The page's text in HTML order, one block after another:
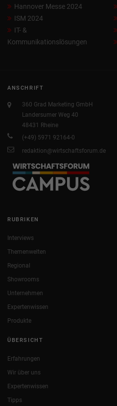
Hannover Messe 2024
ISM 2024
IT- &
Kommunikationslösungen
ANSCHRIFT
360 Grad Marketing GmbH
Landersumer Weg 40
48431 Rheine
(+49) 5971 92164-0
redaktion@wirtschaftsforum.de
RUBRIKEN
Interviews
Themenwelten
Regional
Showrooms
Unternehmen
Expertenwissen
Produkte
ÜBERSICHT
Erfahrungen
Wir über uns
Expertenwissen
Tipps